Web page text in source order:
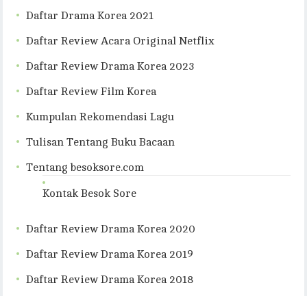
Daftar Drama Korea 2021
Daftar Review Acara Original Netflix
Daftar Review Drama Korea 2023
Daftar Review Film Korea
Kumpulan Rekomendasi Lagu
Tulisan Tentang Buku Bacaan
Tentang besoksore.com
Kontak Besok Sore
Daftar Review Drama Korea 2020
Daftar Review Drama Korea 2019
Daftar Review Drama Korea 2018